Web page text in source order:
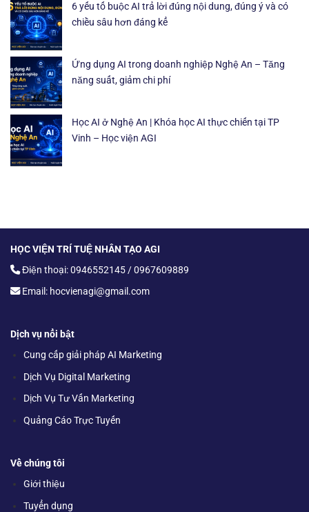
6 yếu tố buộc AI trả lời đúng nội dung, đúng ý và có
chiều sâu hơn đáng kể
Ứng dụng AI trong doanh nghiệp Nghệ An – Tăng
năng suất, giảm chi phí
Học AI ở Nghệ An | Khóa học AI thực chiến tại TP
Vinh – Học viện AGI
HỌC VIỆN TRÍ TUỆ NHÂN TẠO AGI
Điện thoại: 0946552145 / 0967609889
Email: hocvienagi@gmail.com
Dịch vụ nổi bật
Cung cấp giải pháp AI Marketing
Dịch Vụ Digital Marketing
Dịch Vụ Tư Vấn Marketing
Quảng Cáo Trực Tuyến
Về chúng tôi
Giới thiệu
Tuyển dụng